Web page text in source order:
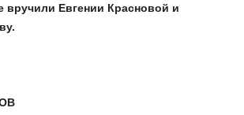
вручили Евгении Красновой и